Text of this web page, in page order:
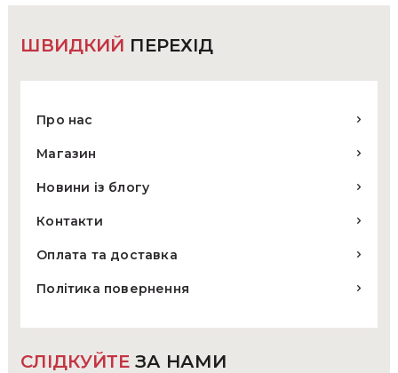
ШВИДКИЙ ПЕРЕХІД
Про нас
Магазин
Новини із блогу
Контакти
Оплата та доставка
Політика повернення
СЛІДКУЙТЕ ЗА НАМИ